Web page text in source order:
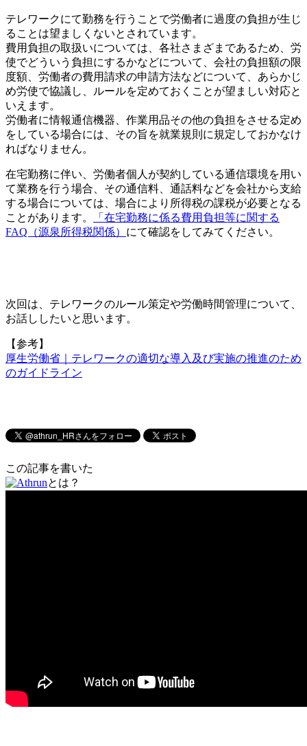
テレワークにて勤務を行うことで労働者に過度の負担が生じ
ることは望ましくないとされています。
費用負担の取扱いについては、各社さまざまであるため、労
使でどういう負担にするかなどについて、会社の負担額の限
度額、労働者の費用請求の申請方法などについて、あらかじ
め労使で協議し、ルールを定めておくことが望ましい対応と
いえます。
労働者に情報通信機器、作業用品その他の負担をさせる定め
をしている場合には、その旨を就業規則に規定しておかなけ
ればなりません。
在宅勤務に伴い、労働者個人が契約している通信環境を用い
て業務を行う場合、その通信料、通話料などを会社から支給
する場合については、場合により所得税の課税が必要となる
ことがあります。
「在宅勤務に係る費用負担等に関する
FAQ（源泉所得税関係） にて確認をしてみてください。
次回は、テレワークのルール策定や労働時間管理について、
お話ししたいと思います。
【参考】
厚生労働省｜テレワークの適切な導入及び実施の推進のため
のガイドライン
この記事を書いた
とは？